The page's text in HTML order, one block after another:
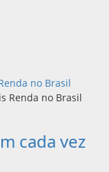
no Brasil
cada vez